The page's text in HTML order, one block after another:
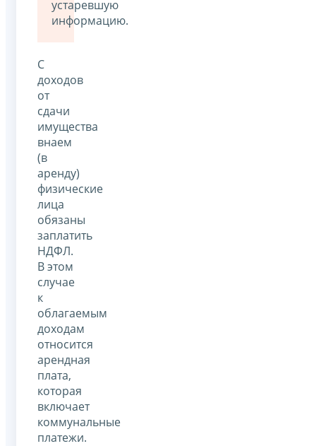
устаревшую
информацию.
С
доходов
от
сдачи
имущества
внаем
(в
аренду)
физические
лица
обязаны
заплатить
НДФЛ.
В этом
случае
к
облагаемым
доходам
относится
арендная
плата,
которая
включает
коммунальные
платежи.